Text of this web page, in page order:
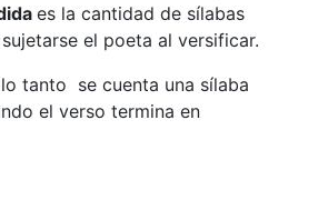
es la cantidad de sílabas
el poeta al versificar.
tanto se cuenta una sílaba
el verso termina en